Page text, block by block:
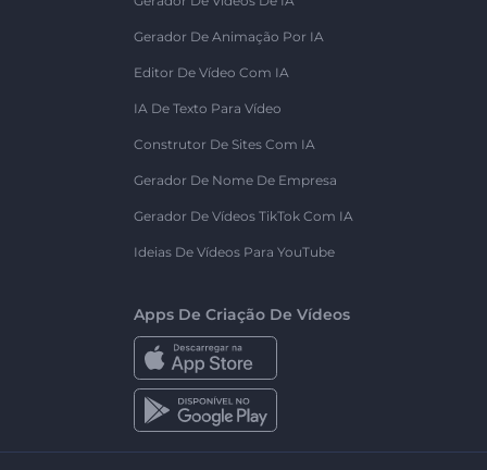
Gerador De Animação Por IA
Editor De Vídeo Com IA
IA De Texto Para Vídeo
Construtor De Sites Com IA
Gerador De Nome De Empresa
Gerador De Vídeos TikTok Com IA
Ideias De Vídeos Para YouTube
Apps De Criação De Vídeos